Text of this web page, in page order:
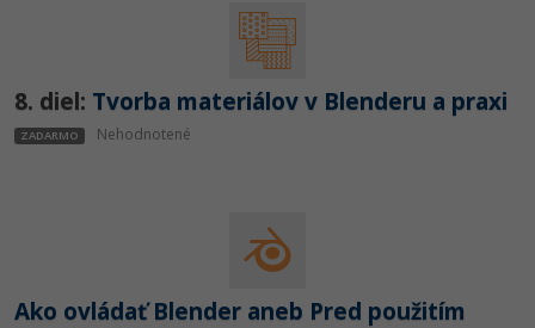
8. diel: Tvorba materiálov v Blenderu a praxi
ZADARMO Nehodnotené
Ako ovládať Blender aneb Pred použitím